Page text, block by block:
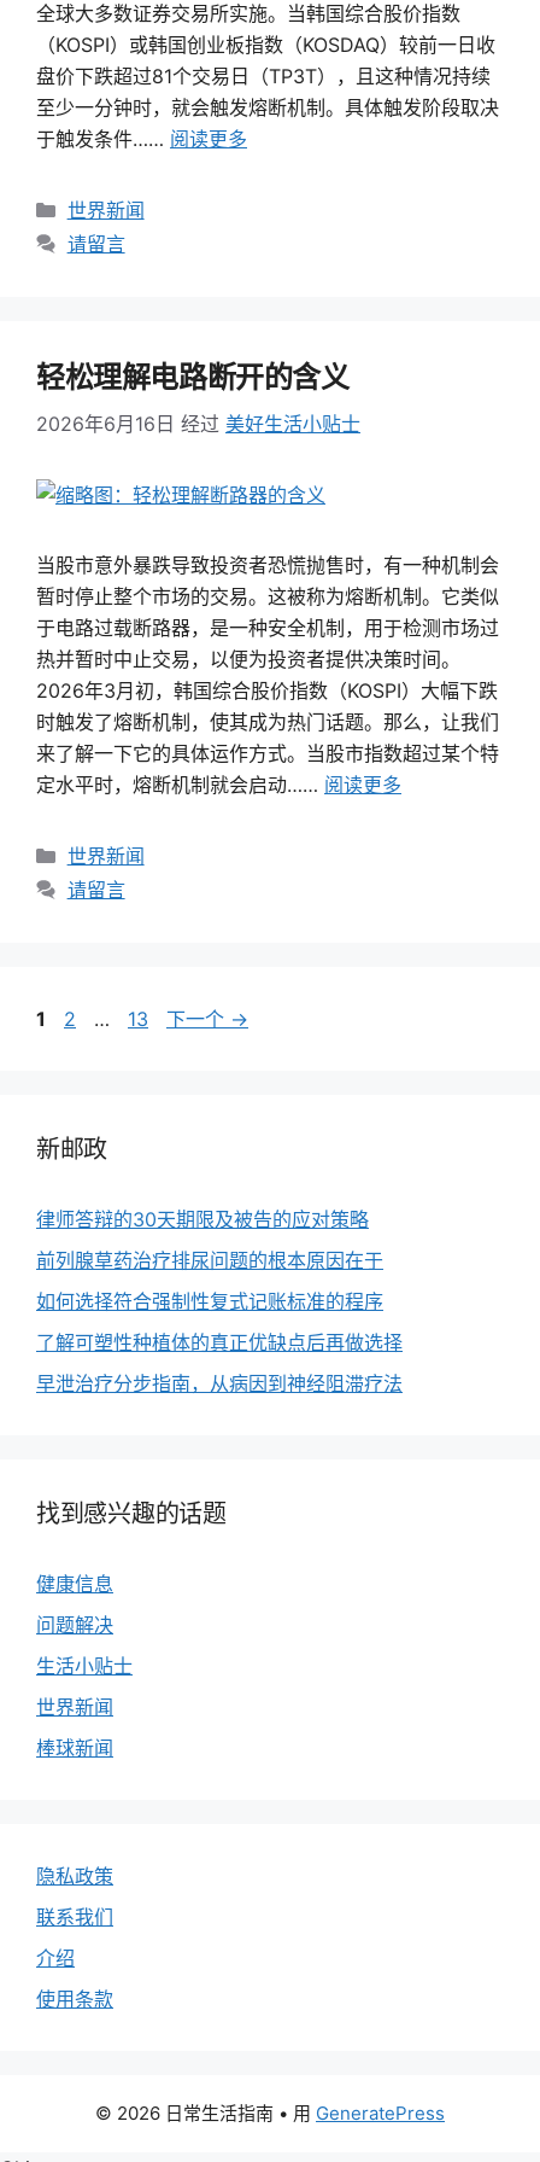
全球大多数证券交易所实施。当韩国综合股价指数
（KOSPI）或韩国创业板指数（KOSDAQ）较前一日收
盘价下跌超过81个交易日（TP3T），且这种情况持续
至少一分钟时，就会触发熔断机制。具体触发阶段取决
于触发条件…… 阅读更多
类
别
世界新闻
请留言
轻松理解电路断开的含义
2026年6月16日 经过 美好生活小贴士
当股市意外暴跌导致投资者恐慌抛售时，有一种机制会
暂时停止整个市场的交易。这被称为熔断机制。它类似
于电路过载断路器，是一种安全机制，用于检测市场过
热并暂时中止交易，以便为投资者提供决策时间。
2026年3月初，韩国综合股价指数（KOSPI）大幅下跌
时触发了熔断机制，使其成为热门话题。那么，让我们
来了解一下它的具体运作方式。当股市指数超过某个特
定水平时，熔断机制就会启动…… 阅读更多
类
别
世界新闻
请留言
页
1 页
2 … 页
13 下一个 →
新邮政
律师答辩的30天期限及被告的应对策略
前列腺草药治疗排尿问题的根本原因在于
如何选择符合强制性复式记账标准的程序
了解可塑性种植体的真正优缺点后再做选择
早泄治疗分步指南，从病因到神经阻滞疗法
找到感兴趣的话题
健康信息
问题解决
生活小贴士
世界新闻
棒球新闻
隐私政策
联系我们
介绍
使用条款
© 2026 日常生活指南 • 用 GeneratePress